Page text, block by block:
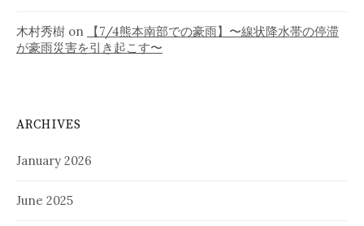
木村秀樹 on
【7/4熊本南部での豪雨】〜線状降水帯の停滞
が豪雨災害を引き起こす〜
ARCHIVES
January 2026
June 2025